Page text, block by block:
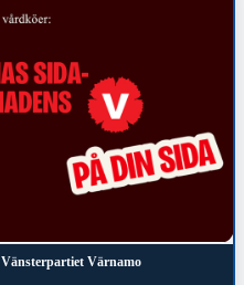
Vänsterpartiet Värnamo